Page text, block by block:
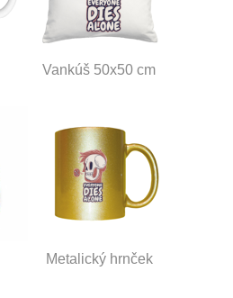
Vankúš 50x50 cm
Metalický hrnček